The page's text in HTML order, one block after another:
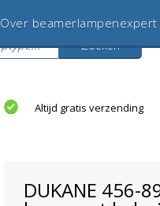
Zoeken
Over beamerlampenexpert
Altijd gratis verzending
DUKANE 456-